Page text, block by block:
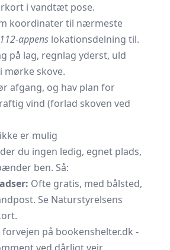
i vandtæt pose.
koordinater til nærmeste
112-appens lokationsdelning til.
på lag, regnlag yderst, uld
mørke skove.
afgang, og hav plan for
vind (forlad skoven ved
er mulig
du ingen ledig, egnet plads,
ben. Så:
Ofte gratis, med bålsted,
Se Naturstyrelsens
forvejen på bookenshelter.dk -